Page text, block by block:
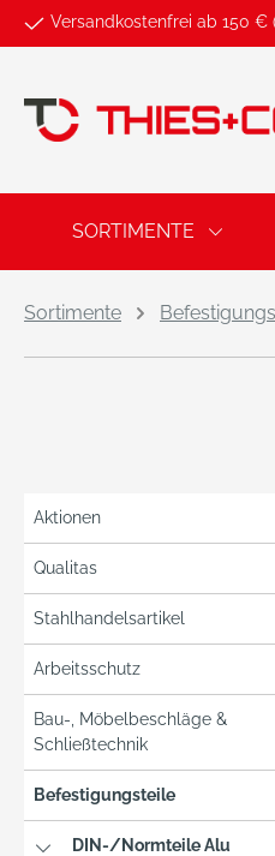
Zur
Versandkostenfrei ab 150
SORTIMENTE
Sortimente
Aktionen
Qualitas
Stahlhandelsartikel
Arbeitsschutz
Bau-, Möbelbeschläge &
Schließtechnik
Befestigungsteile
DIN-/Normteile Alu